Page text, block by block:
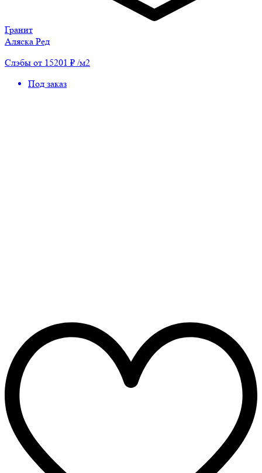
Гранит
Аляска Ред
Слэбы от 15201 ₽ /м2
Под заказ